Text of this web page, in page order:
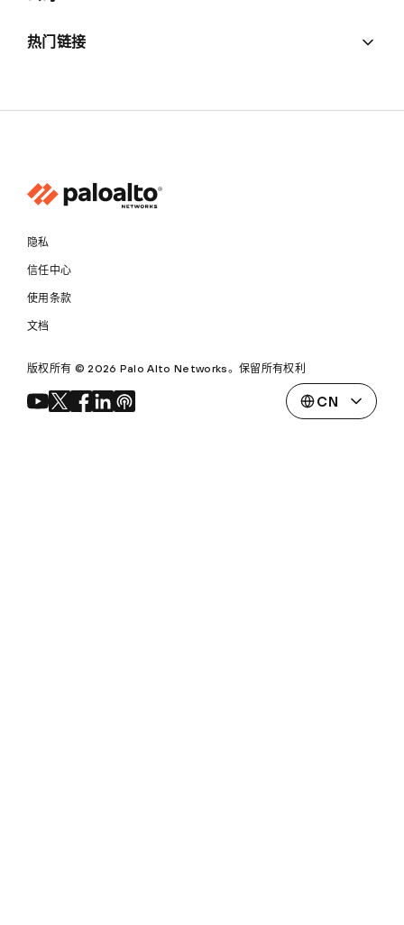
热门链接
隐私
信任中心
使用条款
文档
版权所有 © 2026 Palo Alto Networks。保留所有权利
CN